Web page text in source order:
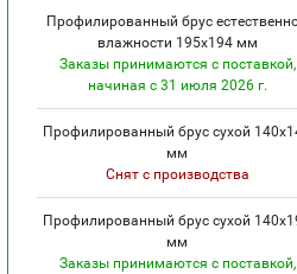
Профилированный брус
влажности 195х194 мм
Заказы принимаются с поставкой,
начиная с 31 июля 2026 г.
Профилированный брус сухой
мм
Снят с производства
Профилированный брус сухой
мм
Заказы принимаются с поставкой,